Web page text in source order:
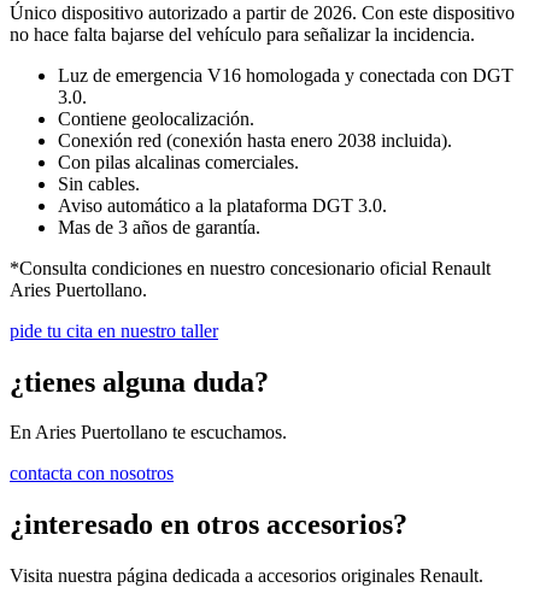
Único dispositivo autorizado a partir de 2026. Con este dispositivo
no hace falta bajarse del vehículo para señalizar la incidencia.
Luz de emergencia V16 homologada y conectada con DGT
3.0.
Contiene geolocalización.
Conexión red (conexión hasta enero 2038 incluida).
Con pilas alcalinas comerciales.
Sin cables.
Aviso automático a la plataforma DGT 3.0.
Mas de 3 años de garantía.
*Consulta condiciones en nuestro concesionario oficial Renault
Aries Puertollano.
pide tu cita en nuestro taller
¿tienes alguna duda?
En Aries Puertollano te escuchamos.
contacta con nosotros
¿interesado en otros accesorios?
Visita nuestra página dedicada a accesorios originales Renault.